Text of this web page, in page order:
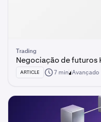
Trading
Negociação de futuros
ARTICLE 7 min Avançado